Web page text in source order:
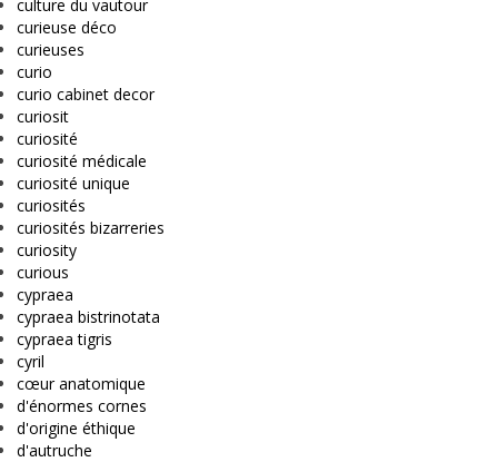
culture du vautour
curieuse déco
curieuses
curio
curio cabinet decor
curiosit
curiosité
curiosité médicale
curiosité unique
curiosités
curiosités bizarreries
curiosity
curious
cypraea
cypraea bistrinotata
cypraea tigris
cyril
cœur anatomique
d'énormes cornes
d'origine éthique
d'autruche